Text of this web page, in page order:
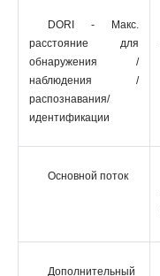
DORI - Макс.
расстояние для
обнаружения /
наблюдения /
распознавания/
идентификации
Основной поток
Дополнительный